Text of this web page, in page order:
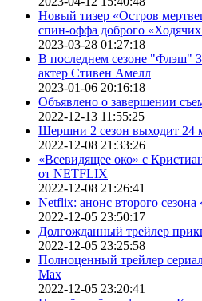
Новый тизер «Остров
спин-оффа доброго
2023-03-28 01:27:18
В последнем сезоне "Флэш"
актер Стивен Амелл
2023-01-06 20:16:18
Объявлено о завершении
2022-12-13 11:55:25
Шершни 2 сезон выходит 24
2022-12-08 21:33:26
«Всевидящее око» с
от NETFLIX
2022-12-08 21:26:41
Netflix: анонс второго
2022-12-05 23:50:17
Долгожданный трейлер
2022-12-05 23:25:58
Полноценный трейлер
Max
2022-12-05 23:20:41